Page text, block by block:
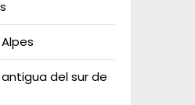
del sur de